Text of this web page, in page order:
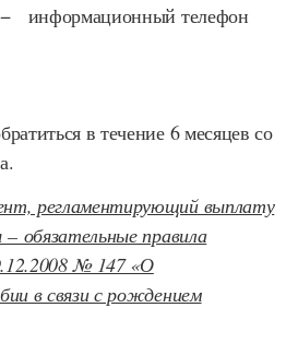
информационный телефон
в течение 6 месяцев со
регламентирующий выплату
– обязательные правила
№ 147 «О
в связи с рождением